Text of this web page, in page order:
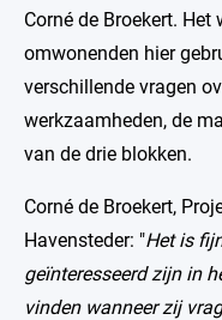
Corné de Broekert.
omwonenden hier
verschillende vragen
werkzaamheden, de
van de drie blokken.
Corné de Broekert,
Havensteder: "Het is
geïnteresseerd zijn in
vinden wanneer zij